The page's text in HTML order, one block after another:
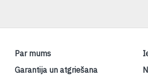
Par mums
Garantija un atgriešana